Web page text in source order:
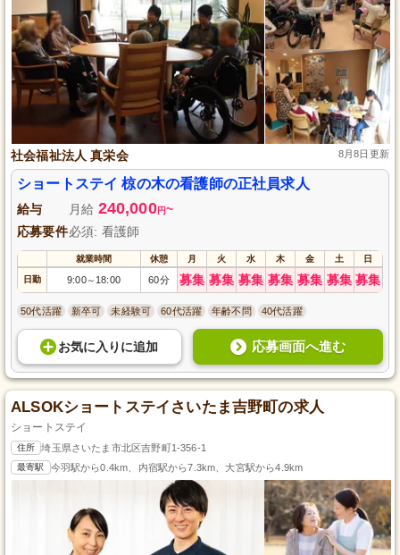
社会福祉法人 真栄会 8月8日更新
ショートステイ 椋の木の看護師の正社員求人
給与 月給 240,000円~
応募要件必須: 看護師
就業時間 休憩 月 火 水 木 金 土 日
日勤 9:00～ 18:00 60分 募集 募集 募集 募集 募集 募集 募集
50代活躍 新卒可 未経験可 60代活躍 年齢不問 40代活躍
お気に入り に追加 応募画面へ進む
ALSOKショートステイさいたま吉野町の求人
ショートステイ
住所 埼玉県さいたま市北区吉野町1-356-1
最寄駅 今羽駅から0.4km、内宿駅から7.3km、大宮駅から4.9km